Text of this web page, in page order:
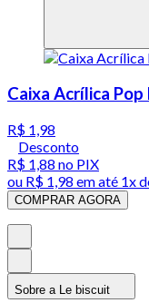
Caixa Acrílica
R$ 1,98
Desconto
R$ 1,88 no PIX
ou R$ 1,98 em até 1x
COMPRAR AGORA
Sobre a Le biscuit